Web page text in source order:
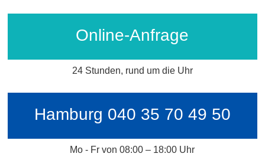
Online-Anfrage
24 Stunden, rund um die Uhr
Hamburg 040 35 70 49 50
Mo - Fr von 08:00 – 18:00 Uhr